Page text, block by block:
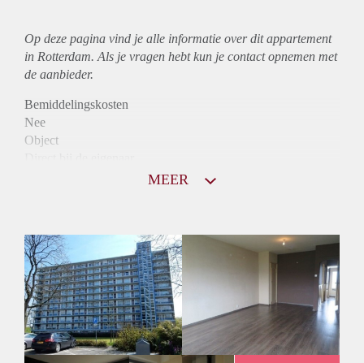
Op deze pagina vind je alle informatie over ditappartement
in Rotterdam. Als je vragen hebt kun je contact opnemen met
de aanbieder.
Bemiddelingskosten
Nee
Object
Huurtoeslag
Mogelijk
Inkomen eis
N.V.T.
Huurtermijn
Onbepaalde termijn
Oplevering
MEER